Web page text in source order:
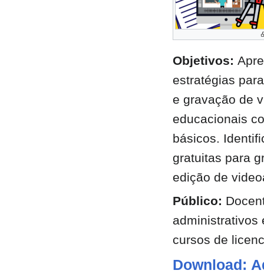
Objetivos:
estratégias
e gravação de
educacionais
básicos.
gratuitas para
edição de
Público:
administrativos
cursos de
Download: